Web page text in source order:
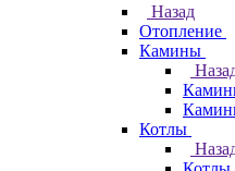
Назад
Отопление
Камины
Котлы